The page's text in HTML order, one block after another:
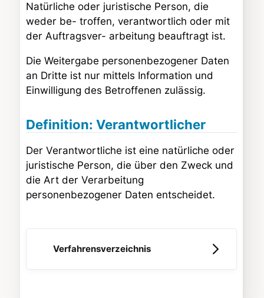
Natürliche oder juristische Person, die
weder be- troffen, verantwortlich oder mit
der Auftragsver- arbeitung beauftragt ist.
Die Weitergabe personenbezogener Daten
an Dritte ist nur mittels Information und
Einwilligung des Betroffenen zulässig.
Definition: Verantwortlicher
Der Verantwortliche ist eine natürliche oder
juristische Person, die über den Zweck und
die Art der Verarbeitung
personenbezogener Daten entscheidet.
Verfahrensverzeichnis